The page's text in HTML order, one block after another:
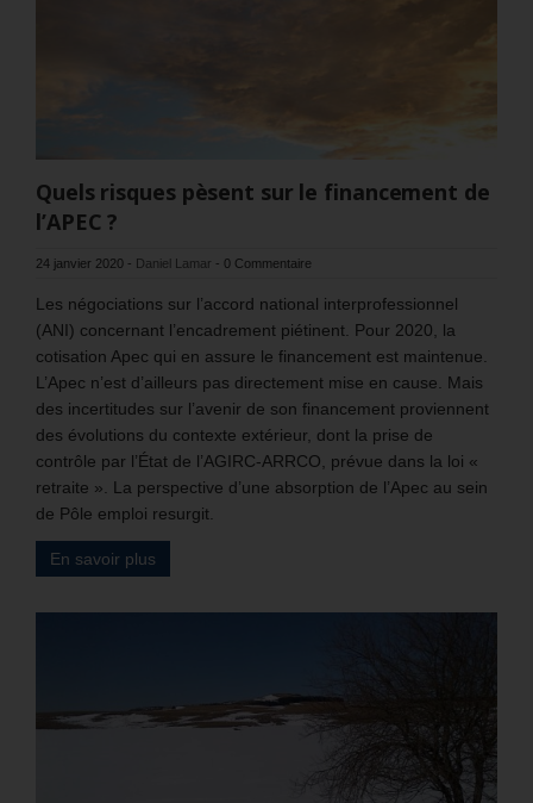
Quels risques pèsent sur le financement de
l’APEC ?
24 janvier 2020 - Daniel Lamar - 0 Commentaire
Les négociations sur l’accord national interprofessionnel
(ANI) concernant l’encadrement piétinent. Pour 2020, la
cotisation Apec qui en assure le financement est maintenue.
L’Apec n’est d’ailleurs pas directement mise en cause. Mais
des incertitudes sur l’avenir de son financement proviennent
des évolutions du contexte extérieur, dont la prise de
contrôle par l’État de l’AGIRC-ARRCO, prévue dans la loi «
retraite ». La perspective d’une absorption de l’Apec au sein
de Pôle emploi resurgit.
En savoir plus